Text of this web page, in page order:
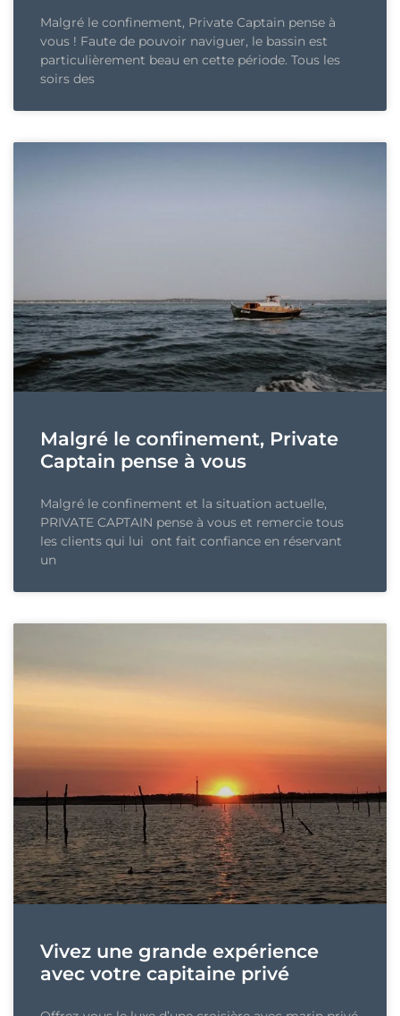
Malgré le confinement, Private Captain pense à
vous ! Faute de pouvoir naviguer, le bassin est
particulièrement beau en cette période. Tous les
soirs des
Malgré le confinement, Private
Captain pense à vous
Malgré le confinement et la situation actuelle,
PRIVATE CAPTAIN pense à vous et remercie tous
les clients qui lui ont fait confiance en réservant
un
Vivez une grande expérience
avec votre capitaine privé